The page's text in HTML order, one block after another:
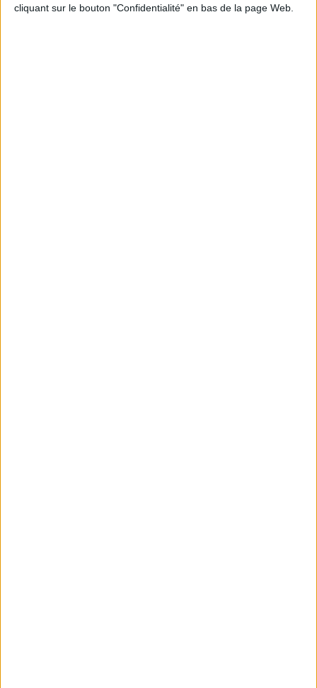
cliquant sur le bouton "Confidentialité" en bas de la page Web.